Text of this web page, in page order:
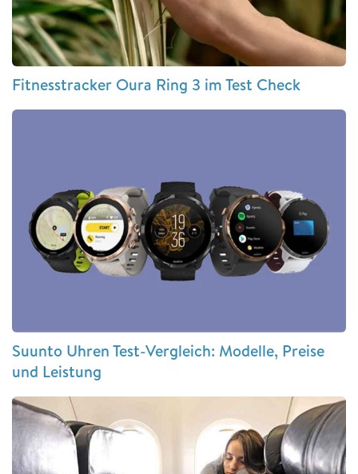
Fitnesstracker Oura Ring 3 im Test Check
Suunto Uhren Test-Vergleich: Modelle, Preise
und Leistung